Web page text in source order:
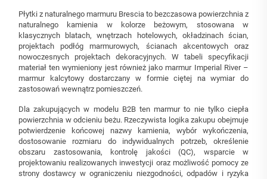
Płytki z naturalnego marmuru Brescia to bezczasowa powierzchnia z
naturalnego kamienia w kolorze beżowym, stosowana w
klasycznych blatach, wnętrzach hotelowych, okładzinach ścian,
projektach podłóg marmurowych, ścianach akcentowych oraz
nowoczesnych projektach dekoracyjnych. W tabeli specyfikacji
materiał ten wymieniony jest również jako marmur Imperial River –
marmur kalcytowy dostarczany w formie ciętej na wymiar do
zastosowań wewnątrz pomieszczeń.
Dla zakupujących w modelu B2B ten marmur to nie tylko ciepła
powierzchnia w odcieniu beżu. Rzeczywista logika zakupu obejmuje
potwierdzenie końcowej nazwy kamienia, wybór wykończenia,
dostosowanie rozmiaru do indywidualnych potrzeb, określenie
obszaru zastosowania, kontrolę jakości (QC), wsparcie w
projektowaniu realizowanych inwestycji oraz możliwość pomocy ze
strony dostawcy w ograniczeniu niezgodności, odpadów i ryzyka